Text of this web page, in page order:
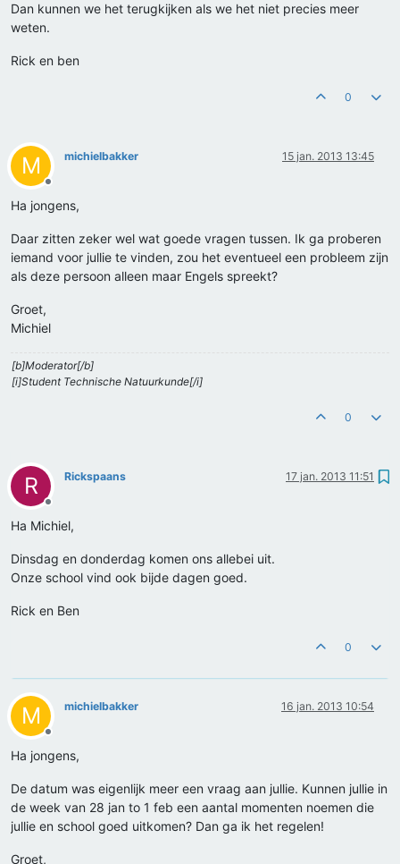
Dan kunnen we het terugkijken als we het niet precies meer
weten.
Rick en ben
0
M
Offline
michielbakker 15 jan. 2013 13:45
Ha jongens,
Daar zitten zeker wel wat goede vragen tussen. Ik ga proberen
iemand voor jullie te vinden, zou het eventueel een probleem zijn
als deze persoon alleen maar Engels spreekt?
Groet,
Michiel
[b]Moderator[/b]
[i]Student Technische Natuurkunde[/i]
0
R
Offline
Rickspaans 17 jan. 2013 11:51
Ha Michiel,
Dinsdag en donderdag komen ons allebei uit.
Onze school vind ook bijde dagen goed.
Rick en Ben
0
M
Offline
michielbakker 16 jan. 2013 10:54
Ha jongens,
De datum was eigenlijk meer een vraag aan jullie. Kunnen jullie in
de week van 28 jan to 1 feb een aantal momenten noemen die
jullie en school goed uitkomen? Dan ga ik het regelen!
Groet,